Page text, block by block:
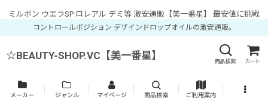
ミルボン ウエラSP ロレアル デミ等 激安通販【美一番星】 最安値に挑戦
コントロールポジション デザインドロップオイルの激安通販。
☆BEAUTY-SHOP.VC【美一番星】
商品検索 カート
メーカー ジャンル マイページ 商品検索 ご利用案内